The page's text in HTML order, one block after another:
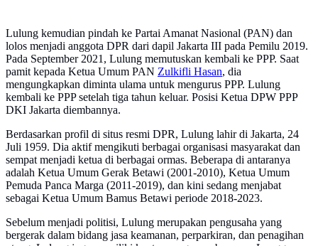
Lulung kemudian pindah ke Partai Amanat Nasional (PAN) dan
lolos menjadi anggota DPR dari dapil Jakarta III pada Pemilu 2019.
Pada September 2021, Lulung memutuskan kembali ke PPP. Saat
pamit kepada Ketua Umum PAN Zulkifli Hasan, dia
mengungkapkan diminta ulama untuk mengurus PPP. Lulung
kembali ke PPP setelah tiga tahun keluar. Posisi Ketua DPW PPP
DKI Jakarta diembannya.
Berdasarkan profil di situs resmi DPR, Lulung lahir di Jakarta, 24
Juli 1959. Dia aktif mengikuti berbagai organisasi masyarakat dan
sempat menjadi ketua di berbagai ormas. Beberapa di antaranya
adalah Ketua Umum Gerak Betawi (2001-2010), Ketua Umum
Pemuda Panca Marga (2011-2019), dan kini sedang menjabat
sebagai Ketua Umum Bamus Betawi periode 2018-2023.
Sebelum menjadi politisi, Lulung merupakan pengusaha yang
bergerak dalam bidang jasa keamanan, perparkiran, dan penagihan